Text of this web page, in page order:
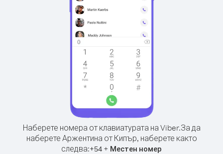
Наберете номера от клавиатурата на Viber.За да
наберете Аржентина от Кипър, наберете както
следва:+54 + Местен номер